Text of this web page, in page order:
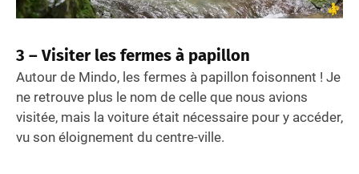
3 –Visiter les fermes à papillon
Autour de Mindo, les fermes à papillon foisonnent ! Je
ne retrouve plus le nom de celle que nous avions
visitée, mais la voiture était nécessaire pour y accéder,
vu son éloignement du centre-ville.